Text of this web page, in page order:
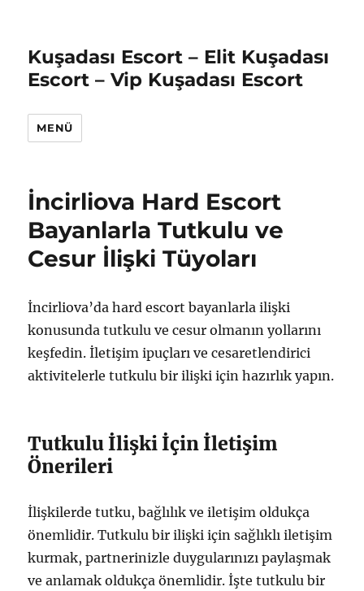
Kuşadası Escort – Elit Kuşadası
Escort – Vip Kuşadası Escort
MENÜ
İncirliova Hard Escort
Bayanlarla Tutkulu ve
Cesur İlişki Tüyoları
İncirliova’da hard escort bayanlarla ilişki
konusunda tutkulu ve cesur olmanın yollarını
keşfedin. İletişim ipuçları ve cesaretlendirici
aktivitelerle tutkulu bir ilişki için hazırlık yapın.
Tutkulu İlişki İçin İletişim
Önerileri
İlişkilerde tutku, bağlılık ve iletişim oldukça
önemlidir. Tutkulu bir ilişki için sağlıklı iletişim
kurmak, partnerinizle duygularınızı paylaşmak
ve anlamak oldukça önemlidir. İşte tutkulu bir